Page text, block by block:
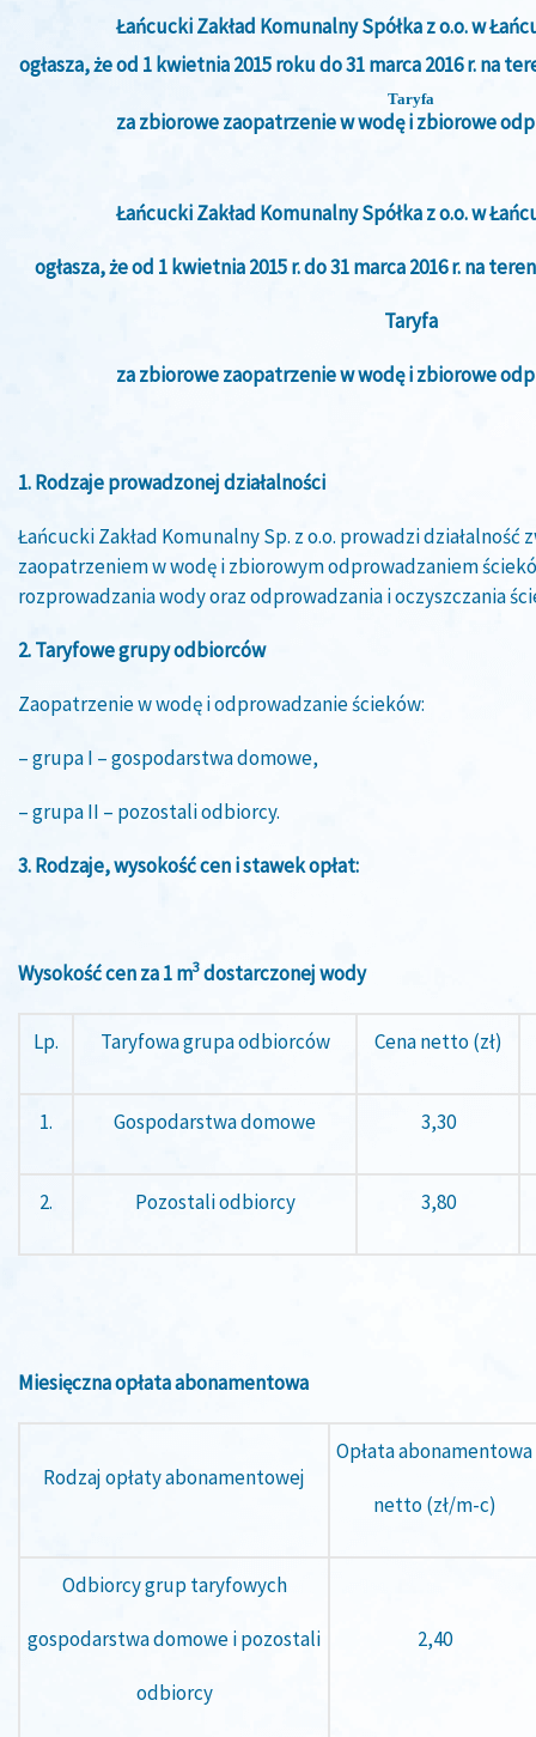
Łańcucki Zakład Komunalny Spółka z o.o. w
ogłasza, że od 1 kwietnia 2015 roku do 31 marca 2016 r. na
Taryfa
za zbiorowe zaopatrzenie w wodę i zbiorowe
Łańcucki Zakład Komunalny Spółka z o.o. w
ogłasza, że od 1 kwietnia 2015 r. do 31 marca 2016 r. na
Taryfa
za zbiorowe zaopatrzenie w wodę i zbiorowe
1. Rodzaje prowadzonej działalności
Łańcucki Zakład Komunalny Sp. z o.o. prowadzi działalność
zaopatrzeniem w wodę i zbiorowym odprowadzaniem
rozprowadzania wody oraz odprowadzania i oczyszczania
2. Taryfowe grupy odbiorców
Zaopatrzenie w wodę i odprowadzanie ścieków:
– grupa I – gospodarstwa domowe,
– grupa II – pozostali odbiorcy.
3. Rodzaje, wysokość cen i stawek opłat:
Wysokość cen za 1 m3dostarczonej wody
Lp. Taryfowa grupa odbiorców Cena netto (zł)
1. Gospodarstwa domowe 3,30
2. Pozostali odbiorcy 3,80
Miesięczna opłata abonamentowa
Rodzaj opłaty abonamentowej
Opłata abonamentowa
netto (zł/m-c)
Odbiorcy grup taryfowych
gospodarstwa domowe i pozostali
odbiorcy
2,40